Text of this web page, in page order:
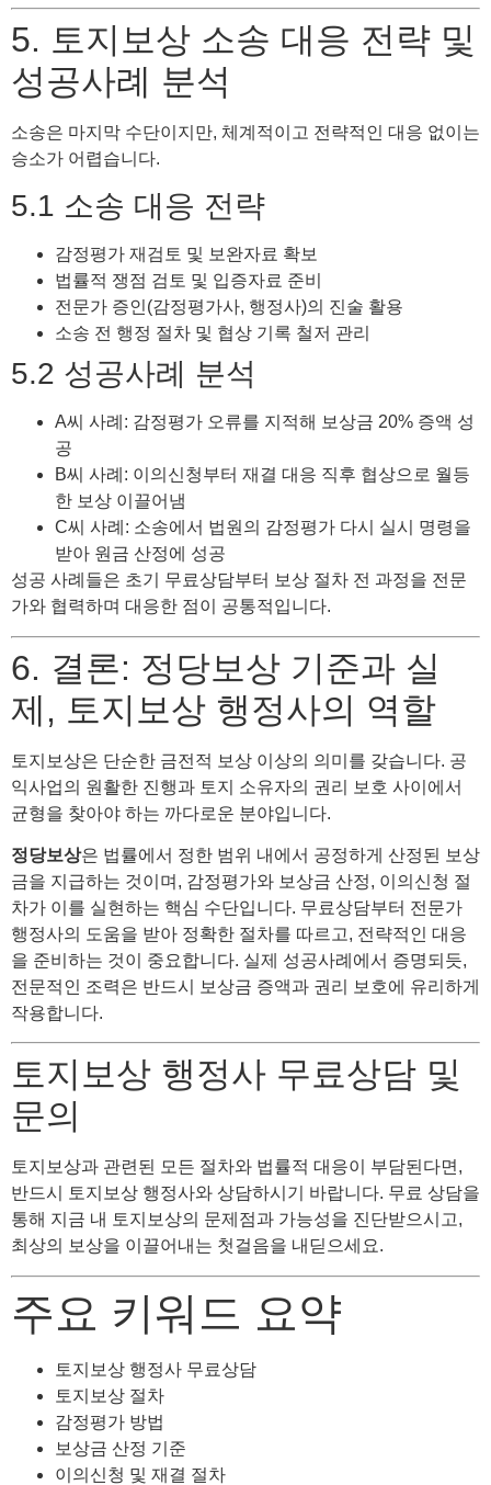
5. 토지보상 소송 대응 전략 및
성공사례 분석
소송은 마지막 수단이지만, 체계적이고 전략적인 대응 없이는
승소가 어렵습니다.
5.1 소송 대응 전략
감정평가 재검토 및 보완자료 확보
법률적 쟁점 검토 및 입증자료 준비
전문가 증인(감정평가사, 행정사)의 진술 활용
소송 전 행정 절차 및 협상 기록 철저 관리
5.2 성공사례 분석
A씨 사례: 감정평가 오류를 지적해 보상금 20% 증액 성
공
B씨 사례: 이의신청부터 재결 대응 직후 협상으로 월등
한 보상 이끌어냄
C씨 사례: 소송에서 법원의 감정평가 다시 실시 명령을
받아 원금 산정에 성공
성공 사례들은 초기 무료상담부터 보상 절차 전 과정을 전문
가와 협력하며 대응한 점이 공통적입니다.
6. 결론: 정당보상 기준과 실
제, 토지보상 행정사의 역할
토지보상은 단순한 금전적 보상 이상의 의미를 갖습니다. 공
익사업의 원활한 진행과 토지 소유자의 권리 보호 사이에서
균형을 찾아야 하는 까다로운 분야입니다.
정당보상은 법률에서 정한 범위 내에서 공정하게 산정된 보상
금을 지급하는 것이며, 감정평가와 보상금 산정, 이의신청 절
차가 이를 실현하는 핵심 수단입니다. 무료상담부터 전문가
행정사의 도움을 받아 정확한 절차를 따르고, 전략적인 대응
을 준비하는 것이 중요합니다. 실제 성공사례에서 증명되듯,
전문적인 조력은 반드시 보상금 증액과 권리 보호에 유리하게
작용합니다.
토지보상 행정사 무료상담 및
문의
토지보상과 관련된 모든 절차와 법률적 대응이 부담된다면,
반드시 토지보상 행정사와 상담하시기 바랍니다. 무료 상담을
통해 지금 내 토지보상의 문제점과 가능성을 진단받으시고,
최상의 보상을 이끌어내는 첫걸음을 내딛으세요.
주요 키워드 요약
토지보상 행정사 무료상담
토지보상 절차
감정평가 방법
보상금 산정 기준
이의신청 및 재결 절차